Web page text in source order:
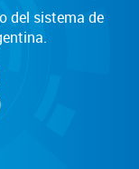
del sistema de